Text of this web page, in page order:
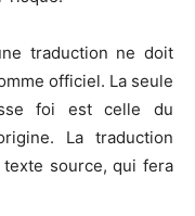
traduction ne doit
officiel. La seule
foi est celle du
La traduction
source, qui fera